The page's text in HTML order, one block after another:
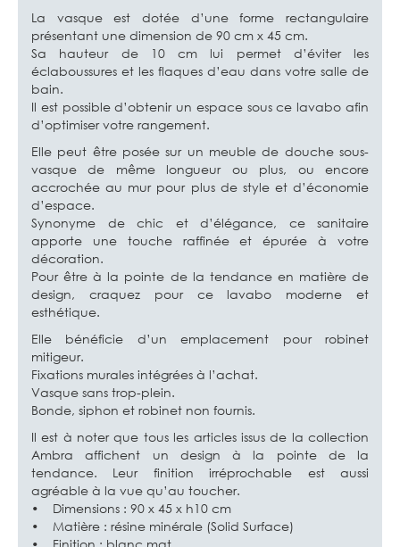
La vasque est dotée d’une forme rectangulaire
présentant une dimension de 90 cm x 45 cm.
Sa hauteur de 10 cm lui permet d’éviter les
éclaboussures et les flaques d’eau dans votre salle de
bain.
Il est possible d’obtenir un espace sous ce lavabo afin
d’optimiser votre rangement.
Elle peut être posée sur un meuble de douche sous-
vasque de même longueur ou plus, ou encore
accrochée au mur pour plus de style et d’économie
d’espace.
Synonyme de chic et d’élégance, ce sanitaire
apporte une touche raffinée et épurée à votre
décoration.
Pour être à la pointe de la tendance en matière de
design, craquez pour ce lavabo moderne et
esthétique.
Elle bénéficie d’un emplacement pour robinet
mitigeur.
Fixations murales intégrées à l’achat.
Vasque sans trop-plein.
Bonde, siphon et robinet non fournis.
Il est à noter que tous les articles issus de la collection
Ambra affichent un design à la pointe de la
tendance. Leur finition irréprochable est aussi
agréable à la vue qu’au toucher.
• Dimensions : 90 x 45 x h10 cm
• Matière : résine minérale (Solid Surface)